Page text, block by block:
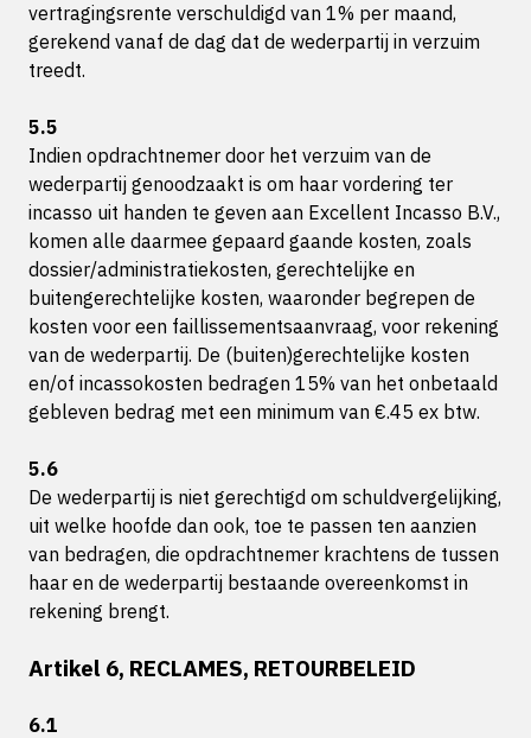
vertragingsrente verschuldigd van 1% per maand,
gerekend vanaf de dag dat de wederpartij in verzuim
treedt.
5.5
Indien opdrachtnemer door het verzuim van de
wederpartij genoodzaakt is om haar vordering ter
incasso uit handen te geven aan Excellent Incasso B.V.,
komen alle daarmee gepaard gaande kosten, zoals
dossier/administratiekosten, gerechtelijke en
buitengerechtelijke kosten, waaronder begrepen de
kosten voor een faillissementsaanvraag, voor rekening
van de wederpartij. De (buiten)gerechtelijke kosten
en/of incassokosten bedragen 15% van het onbetaald
gebleven bedrag met een minimum van €.45 ex btw.
5.6
De wederpartij is niet gerechtigd om schuldvergelijking,
uit welke hoofde dan ook, toe te passen ten aanzien
van bedragen, die opdrachtnemer krachtens de tussen
haar en de wederpartij bestaande overeenkomst in
rekening brengt.
Artikel 6, RECLAMES, RETOURBELEID
6.1